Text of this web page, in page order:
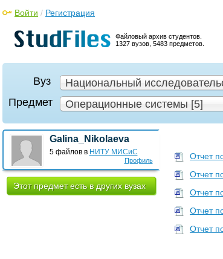
Файловый архив студентов.
1327 вузов, 5483 предметов.
Войти / Регистрация
Вуз
Национальный
Предмет
Операционные системы [5]
Профиль
Galina_Nikolaeva
5 файлов в НИТУ МИСиС
Этот предмет есть в других вузах
Отчет
Отчет
Отчет
Отчет
Отчет